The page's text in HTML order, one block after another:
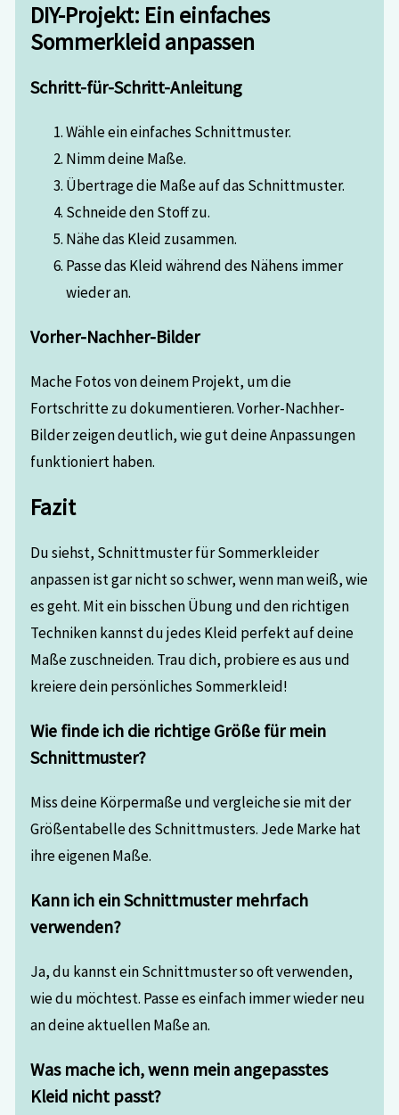
DIY-Projekt: Ein einfaches
Sommerkleid anpassen
Schritt-für-Schritt-Anleitung
Wähle ein einfaches Schnittmuster.
Nimm deine Maße.
Übertrage die Maße auf das Schnittmuster.
Schneide den Stoff zu.
Nähe das Kleid zusammen.
Passe das Kleid während des Nähens immer
wieder an.
Vorher-Nachher-Bilder
Mache Fotos von deinem Projekt, um die
Fortschritte zu dokumentieren. Vorher-Nachher-
Bilder zeigen deutlich, wie gut deine Anpassungen
funktioniert haben.
Fazit
Du siehst, Schnittmuster für Sommerkleider
anpassen ist gar nicht so schwer, wenn man weiß, wie
es geht. Mit ein bisschen Übung und den richtigen
Techniken kannst du jedes Kleid perfekt auf deine
Maße zuschneiden. Trau dich, probiere es aus und
kreiere dein persönliches Sommerkleid!
Wie finde ich die richtige Größe für mein
Schnittmuster?
Miss deine Körpermaße und vergleiche sie mit der
Größentabelle des Schnittmusters. Jede Marke hat
ihre eigenen Maße.
Kann ich ein Schnittmuster mehrfach
verwenden?
Ja, du kannst ein Schnittmuster so oft verwenden,
wie du möchtest. Passe es einfach immer wieder neu
an deine aktuellen Maße an.
Was mache ich, wenn mein angepasstes
Kleid nicht passt?